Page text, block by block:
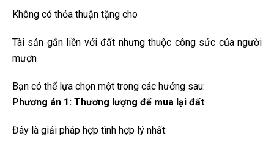
Không có thỏa thuận tặng cho
Tài sản gắn liền với đất nhưng thuộc công sức của người
mượn
Bạn có thể lựa chọn một trong các hướng sau:
Phương án 1: Thương lượng để mua lại đất
Đây là giải pháp hợp tình hợp lý nhất: